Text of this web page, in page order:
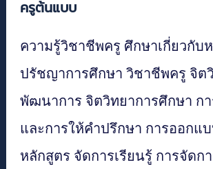
ครูต้นแบบ
ความรู้วิชาชีพครู ศึกษาเกี่ยวกับ
ปรัชญาการศึกษา วิชาชีพครู จิต
พัฒนาการ จิตวิทยาการศึกษา ก
และการให้คำปรึกษา การออก
หลักสูตร จัดการเรียนรู้ การจัดก